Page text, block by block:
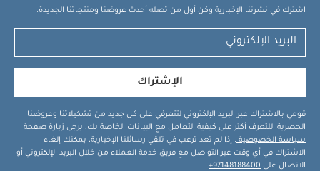
اشترك في نشرتنا الإخبارية وكن أول من تصله أحدث عروضنا ومنتجاتنا الجديدة.
الإشتراك
قومي بالاشتراك عبر البريد الإلكتروني لتتعرفي على كل جديد من تشكيلاتنا وعروضنا
الحصرية. للتعرف أكثر على كيفية التعامل مع البيانات الخاصة بك، يرجى زيارة صفحة
سياسة الخصوصية . إذا لم تعد ترغب في تلقي رسائلنا الإخبارية، يمكنك إلغاء
الاشتراك في أي وقت عبر التواصل مع فريق خدمة العملاء من خلال البريد الإلكتروني أو
الاتصال على 97148188400+
.